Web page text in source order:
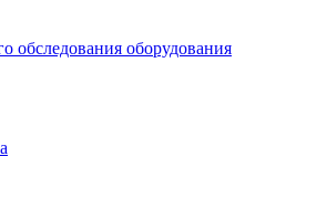
обследования оборудования